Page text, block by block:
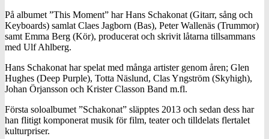
På albumet ”This Moment” har Hans Schakonat (Gitarr, sång och
Keyboards) samlat Claes Jagborn (Bas), Peter Wallenäs (Trummor)
samt Emma Berg (Kör), producerat och skrivit låtarna tillsammans
med Ulf Ahlberg.
Hans Schakonat har spelat med många artister genom åren; Glen
Hughes (Deep Purple), Totta Näslund, Clas Yngström (Skyhigh),
Johan Örjansson och Krister Classon Band m.fl.
Första soloalbumet ”Schakonat” släpptes 2013 och sedan dess har
han flitigt komponerat musik för film, teater och tilldelats flertalet
kulturpriser.